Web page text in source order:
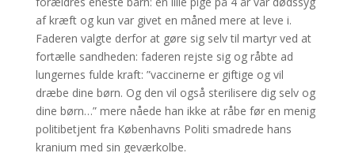
af kræft og kun var givet en måned mere at leve i.
Faderen valgte derfor at gøre sig selv til martyr ved at
fortælle sandheden: faderen rejste sig og råbte ad
lungernes fulde kraft: ”vaccinerne er giftige og vil
dræbe dine børn. Og den vil også sterilisere dig selv og
dine børn…” mere nåede han ikke at råbe før en menig
politibetjent fra Københavns Politi smadrede hans
kranium med sin geværkolbe.